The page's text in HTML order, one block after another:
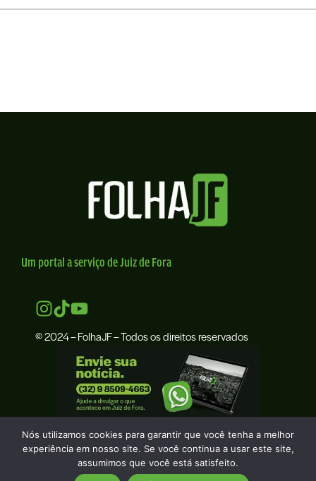
Um portal a serviço de Juiz de Fora
© 2024 – FolhaJF – Todos os direitos reservados
Nós utilizamos cookies para garantir que você tenha a melhor
experiência em nosso site. Se você continua a usar este site,
assumimos que você está satisfeito.